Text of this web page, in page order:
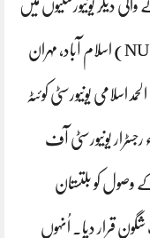
دیگر یونیورسٹیوں میں
نیشنل یونیورسٹی آف سائنس اینڈ ٹیکنالوجی (NUST) اسلام آباد، مہران
اسلامی یونیورسٹی کوئٹہ
یونیورسٹی آف
وصول کو بلتستان
قرار دیا۔ اُنہوں